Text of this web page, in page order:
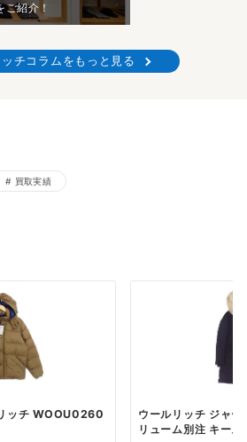
紹介！
チコラムをもっと見る
買取実績
ッチ WOOU0260
ウールリッチ ジャ
リューム別注 キース